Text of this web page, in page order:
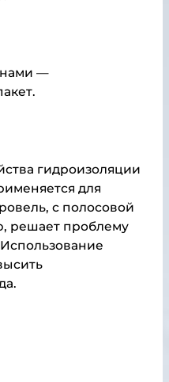
—
гидроизоляции
для
с полосовой
решает проблему